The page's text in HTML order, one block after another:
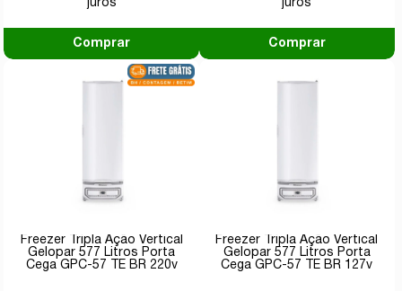
Comprar Comprar
Freezer Tripla Ação Vertical
Gelopar 577 Litros Porta
Cega GPC-57 TE BR 220v
Freezer Tripla Ação Vertical
Gelopar 577 Litros Porta
Cega GPC-57 TE BR 127v